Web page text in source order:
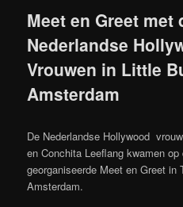
Meet en Greet met
Nederlandse
Vrouwen in Little
Amsterdam
De Nederlandse Hollywood
en Conchita Leeflang kwamen
georganiseerde Meet en Greet in
Amsterdam.